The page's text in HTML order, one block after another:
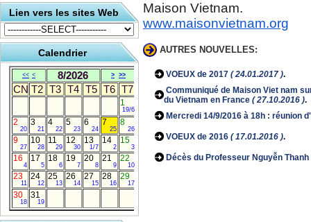
Lien vers les sites Web
Calendrier
<< < 8/2026 > >>
CN T2 T3 T4 T5 T6 T7
1
19/6
2
20
3
21
4
22
5
23
6
24
7
25
8
26
9
27
10
28
11
29
12
30
13
1/7
14
2
15
3
16
4
17
5
18
6
19
7
20
8
21
9
22
10
23
11
24
12
25
13
26
14
27
15
28
16
29
17
30
18
31
19
Maison Vietnam.
www.maisonvietnam.org
AUTRES NOUVELLES:
VOEUX de 2017 ( 24.01.2017 ).
Communiqué de Maison Viet nam
du Vietnam en France ( 27.10.2016 ).
Mercredi 14/9/2016 à 18h : réunion
VOEUX de 2016 ( 17.01.2016 ).
Décès du Professeur Nguyễn